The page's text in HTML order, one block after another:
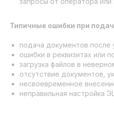
Типичные ошибки при
подача документов после
ошибки в реквизитах или
загрузка файлов в
отсутствие документов,
несвоевременное
неправильная настройка